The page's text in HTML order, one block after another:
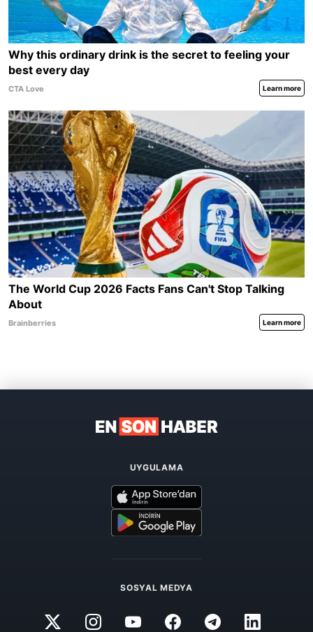
UYGULAMA
SOSYAL MEDYA